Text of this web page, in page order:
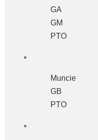
GA
GM
PTO
Muncie
GB
PTO